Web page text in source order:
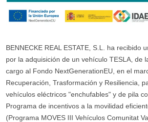
BENNECKE REAL ESTATE, S.L. ha recibido
por la adquisición de un vehículo TESLA, de
cargo al Fondo NextGenerationEU, en el
Recuperación, Trasformación y Resiliencia,
vehículos eléctricos "enchufables" y de pila
Programa de incentivos a la movilidad
(Programa MOVES III Vehículos Comunitat